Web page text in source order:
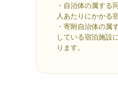
・自治体の属する
人あたりにかかる
・寄附自治体の属
している宿泊施設
ります。